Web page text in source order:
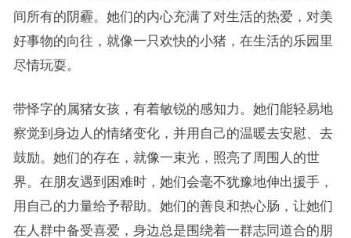
间所有的阴霾。她们的内心充满了对生活的热爱，对美
好事物的向往，就像一只欢快的小猪，在生活的乐园里
尽情玩耍。
带怿字的属猪女孩，有着敏锐的感知力。她们能轻易地
察觉到身边人的情绪变化，并用自己的温暖去安慰、去
鼓励。她们的存在，就像一束光，照亮了周围人的世
界。在朋友遇到困难时，她们会毫不犹豫地伸出援手，
用自己的力量给予帮助。她们的善良和热心肠，让她们
在人群中备受喜爱，身边总是围绕着一群志同道合的朋